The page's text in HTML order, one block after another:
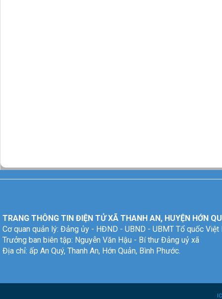
TRANG THÔNG TIN ĐIỆN TỬ XÃ THANH AN, HUYỆN HỚN
Cơ quan quản lý: Đảng ủy - HĐND - UBND - UBMT Tổ quốc Việt
Trưởng ban biên tập: Nguyễn Văn Hậu - Bí thư Đảng uỷ xã
Địa chỉ: ấp An Quý, Thanh An, Hớn Quản, Bình Phước.